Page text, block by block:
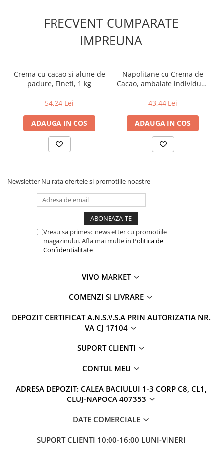
FRECVENT CUMPARATE
IMPREUNA
Crema cu cacao si alune de
padure, Fineti, 1 kg
54,24 Lei
ADAUGA IN COS
Napolitane cu Crema de
Cacao, ambalate individual,
43,44 Lei
ADAUGA IN COS
Newsletter Nu rata ofertele si promotiile noastre
Vreau sa primesc newsletter cu promotiile
magazinului. Afla mai multe in Politica de
Confidentialitate
VIVO MARKET
COMENZI SI LIVRARE
DEPOZIT CERTIFICAT A.N.S.V.S.A PRIN AUTORIZATIA NR.
VA CJ 17104
SUPORT CLIENTI
CONTUL MEU
ADRESA DEPOZIT: CALEA BACIULUI 1-3 CORP C8, CL1,
CLUJ-NAPOCA 407353
DATE COMERCIALE
SUPORT CLIENTI 10:00-16:00 LUNI-VINERI